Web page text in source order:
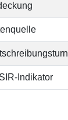
Indikator